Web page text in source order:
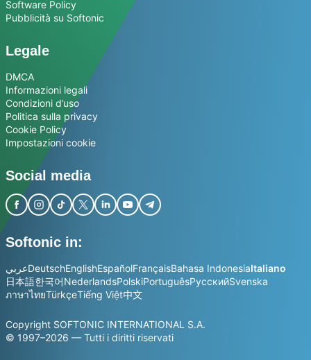
Software Policy
Pubblicità su Softonic
Legale
DMCA
Informazioni legali
Condizioni d’uso
Politica sulla privacy
Cookie Policy
Impostazioni cookie
Social media
Softonic in:
عربيDeutschEnglishEspañolFrançaisBahasa IndonesiaItaliano
日本語한국어NederlandsPolskiPortuguêsРусскийSvenska
ภาษาไทยTürkçeTiếng Việt中文
Copyright SOFTONIC INTERNATIONAL S.A.
© 1997–2026 — Tutti i diritti riservati